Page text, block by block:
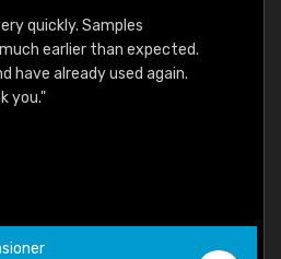
quickly. Samples
earlier than expected.
have already used again.
you."